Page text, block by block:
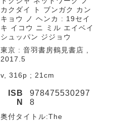
カクダイ ト ブンガク カン
キョウ ノ ヘンカ : 19セイ
キ イコウ ニ ミル エイベイ
シュッパン ジジョウ
東京 : 音羽書房鶴見書店 ,
2017.5
v, 316p ; 21cm
ISB
N
978475530297
8
奥付タイトル:The